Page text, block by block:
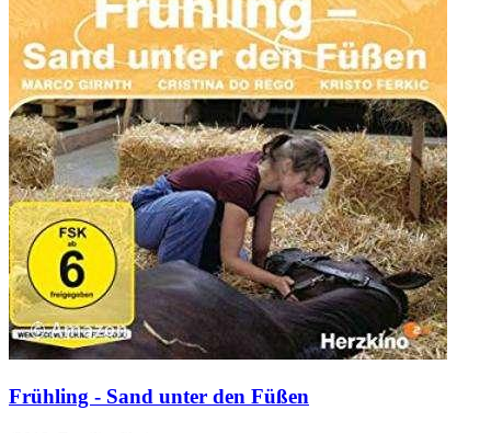
Frühling - Sand unter den Füßen